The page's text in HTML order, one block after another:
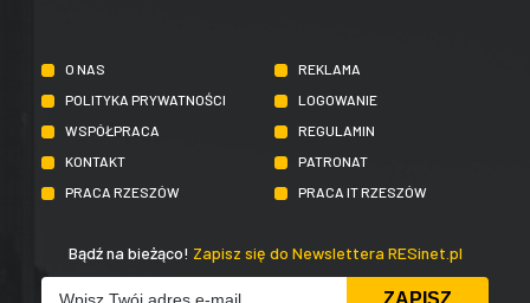
O NAS
REKLAMA
POLITYKA PRYWATNOŚCI
LOGOWANIE
WSPÓŁPRACA
REGULAMIN
KONTAKT
PATRONAT
PRACA RZESZÓW
PRACA IT RZESZÓW
Bądź na bieżąco! Zapisz się do Newslettera RESinet.pl